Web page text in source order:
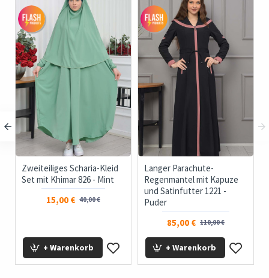
Zweiteiliges Scharia-Kleid
Set mit Khimar 826 - Mint
15,00 € 40,00 €
+ Warenkorb
Langer Parachute-
Regenmantel mit Kapuze
und Satinfutter 1221 -
Puder
85,00 € 110,00 €
+ Warenkorb